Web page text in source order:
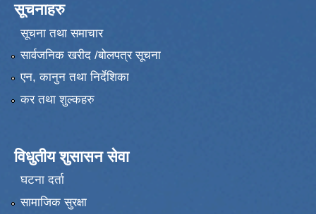
सूचनाहरु
सूचना तथा समाचार
सार्वजनिक खरीद /बोलपत्र सूचना
एन, कानुन तथा निर्देशिका
कर तथा शुल्कहरु
विधुतीय शुसासन सेवा
घटना दर्ता
सामाजिक सुरक्षा